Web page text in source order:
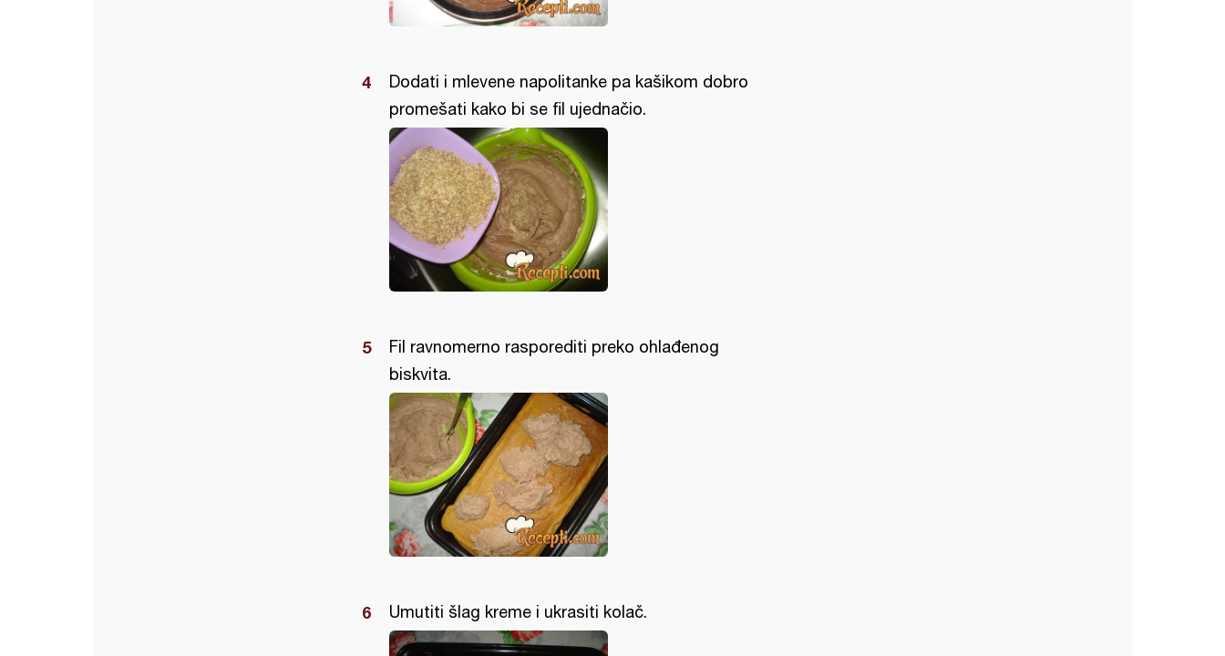
Dodati i mlevene napolitanke pa kašikom dobro
promešati kako bi se fil ujednačio.
Fil ravnomerno rasporediti preko ohlađenog
biskvita.
Umutiti šlag kreme i ukrasiti kolač.